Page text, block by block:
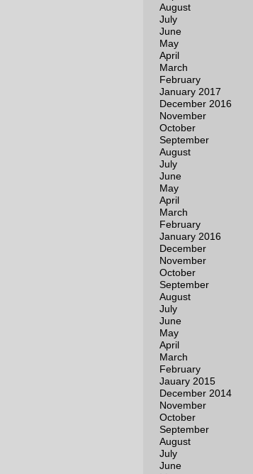
August
July
June
May
April
March
February
January 2017
December 2016
November
October
September
August
July
June
May
April
March
February
January 2016
December
November
October
September
August
July
June
May
April
March
February
Jauary 2015
December 2014
November
October
September
August
July
June